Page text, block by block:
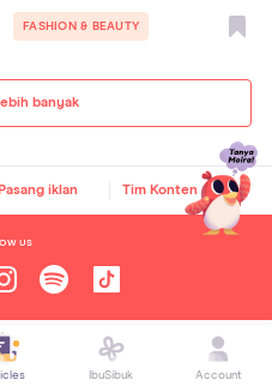
banyak
FASHION & BEAUTY
Pasang iklan Tim Konten Orami
US
Parenting, Kesehatan,
dan Hiburan
IbuSibuk Account